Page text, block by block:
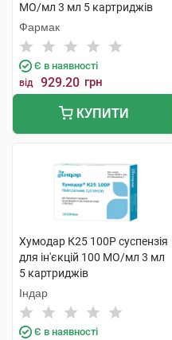
МО/мл 3 мл 5 картриджів
Фармак
Є в наявності
від 929.20 грн
КУПИТИ
Хумодар К25 100Р суспензія
для ін'єкцій 100 МО/мл 3 мл
5 картриджів
Індар
Є в наявності